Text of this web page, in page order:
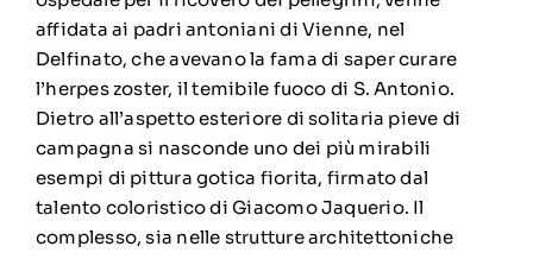
affidata ai padri antoniani di Vienne, nel
Delfinato, che avevano la fama di saper curare
l’herpes zoster, il temibile fuoco di S. Antonio.
Dietro all’aspetto esteriore di solitaria pieve di
campagna si nasconde uno dei più mirabili
esempi di pittura gotica fiorita, firmato dal
talento coloristico di Giacomo Jaquerio. Il
complesso, sia nelle strutture architettoniche